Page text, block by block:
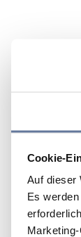
Cookie-
Auf dieser
Es